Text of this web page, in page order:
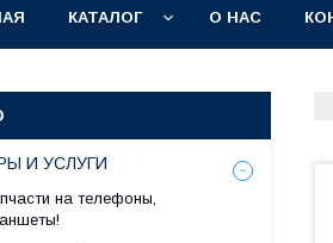
КАТАЛОГ О НАС
И УСЛУГИ
на телефоны,